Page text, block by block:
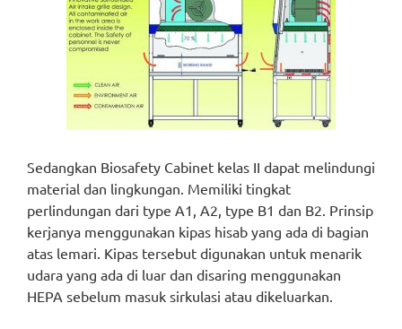
Sedangkan Biosafety Cabinet kelas II dapat melindungi
material dan lingkungan. Memiliki tingkat
perlindungan dari type A1, A2, type B1 dan B2. Prinsip
kerjanya menggunakan kipas hisab yang ada di bagian
atas lemari. Kipas tersebut digunakan untuk menarik
udara yang ada di luar dan disaring menggunakan
HEPA sebelum masuk sirkulasi atau dikeluarkan.